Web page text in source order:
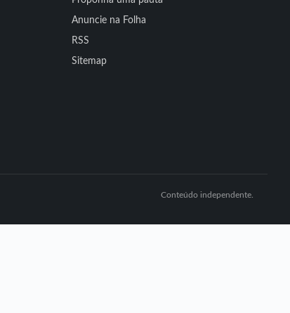
Anuncie na Folha
RSS
Sitemap
Conteúdo independente.